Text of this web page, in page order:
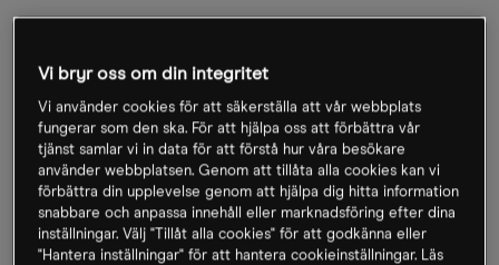
S T U V W X Y Z
Dagliga grafer
Vi bryr oss om din integritet
Vi använder cookies för att säkerställa att vår webbplats
fungerar som den ska. För att hjälpa oss att förbättra vår
tjänst samlar vi in data för att förstå hur våra besökare
använder webbplatsen. Genom att tillåta alla cookies kan vi
förbättra din upplevelse genom att hjälpa dig hitta information
snabbare och anpassa innehåll eller marknadsföring efter dina
inställningar. Välj "Tillåt alla cookies" för att godkänna eller
"Hantera inställningar" för att hantera cookieinställningar. Läs